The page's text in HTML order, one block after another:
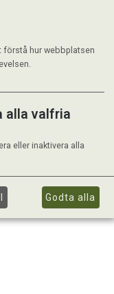
förstå hur webbplatsen
alla valfria
eller inaktivera alla
Godta alla